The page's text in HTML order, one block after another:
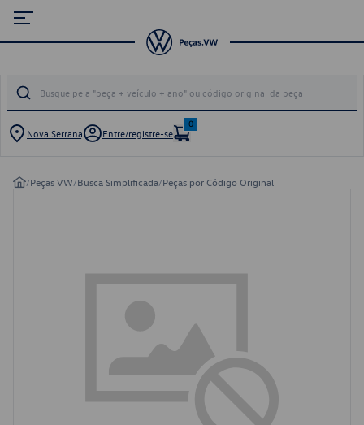
Nova Serrana Entre/registre-se
0
/Peças VW/Busca Simplificada/Peças por Código Original